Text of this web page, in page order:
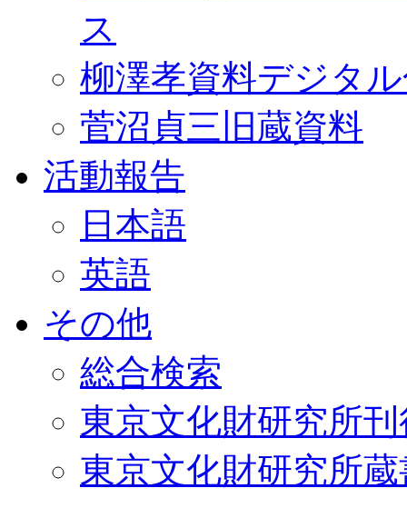
ス
柳澤孝資料デジタ
菅沼貞三旧蔵資料
活動報告
日本語
英語
その他
総合検索
東京文化財研究所
東京文化財研究所